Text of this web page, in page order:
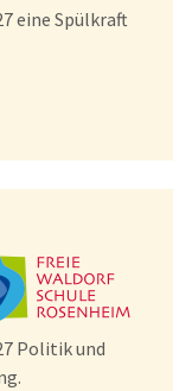
eine Spülkraft
Politik und